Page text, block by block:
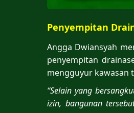
Penyempitan
Angga Dwiansyah
penyempitan
mengguyur kawasan
“Selain yang
izin, bangunan